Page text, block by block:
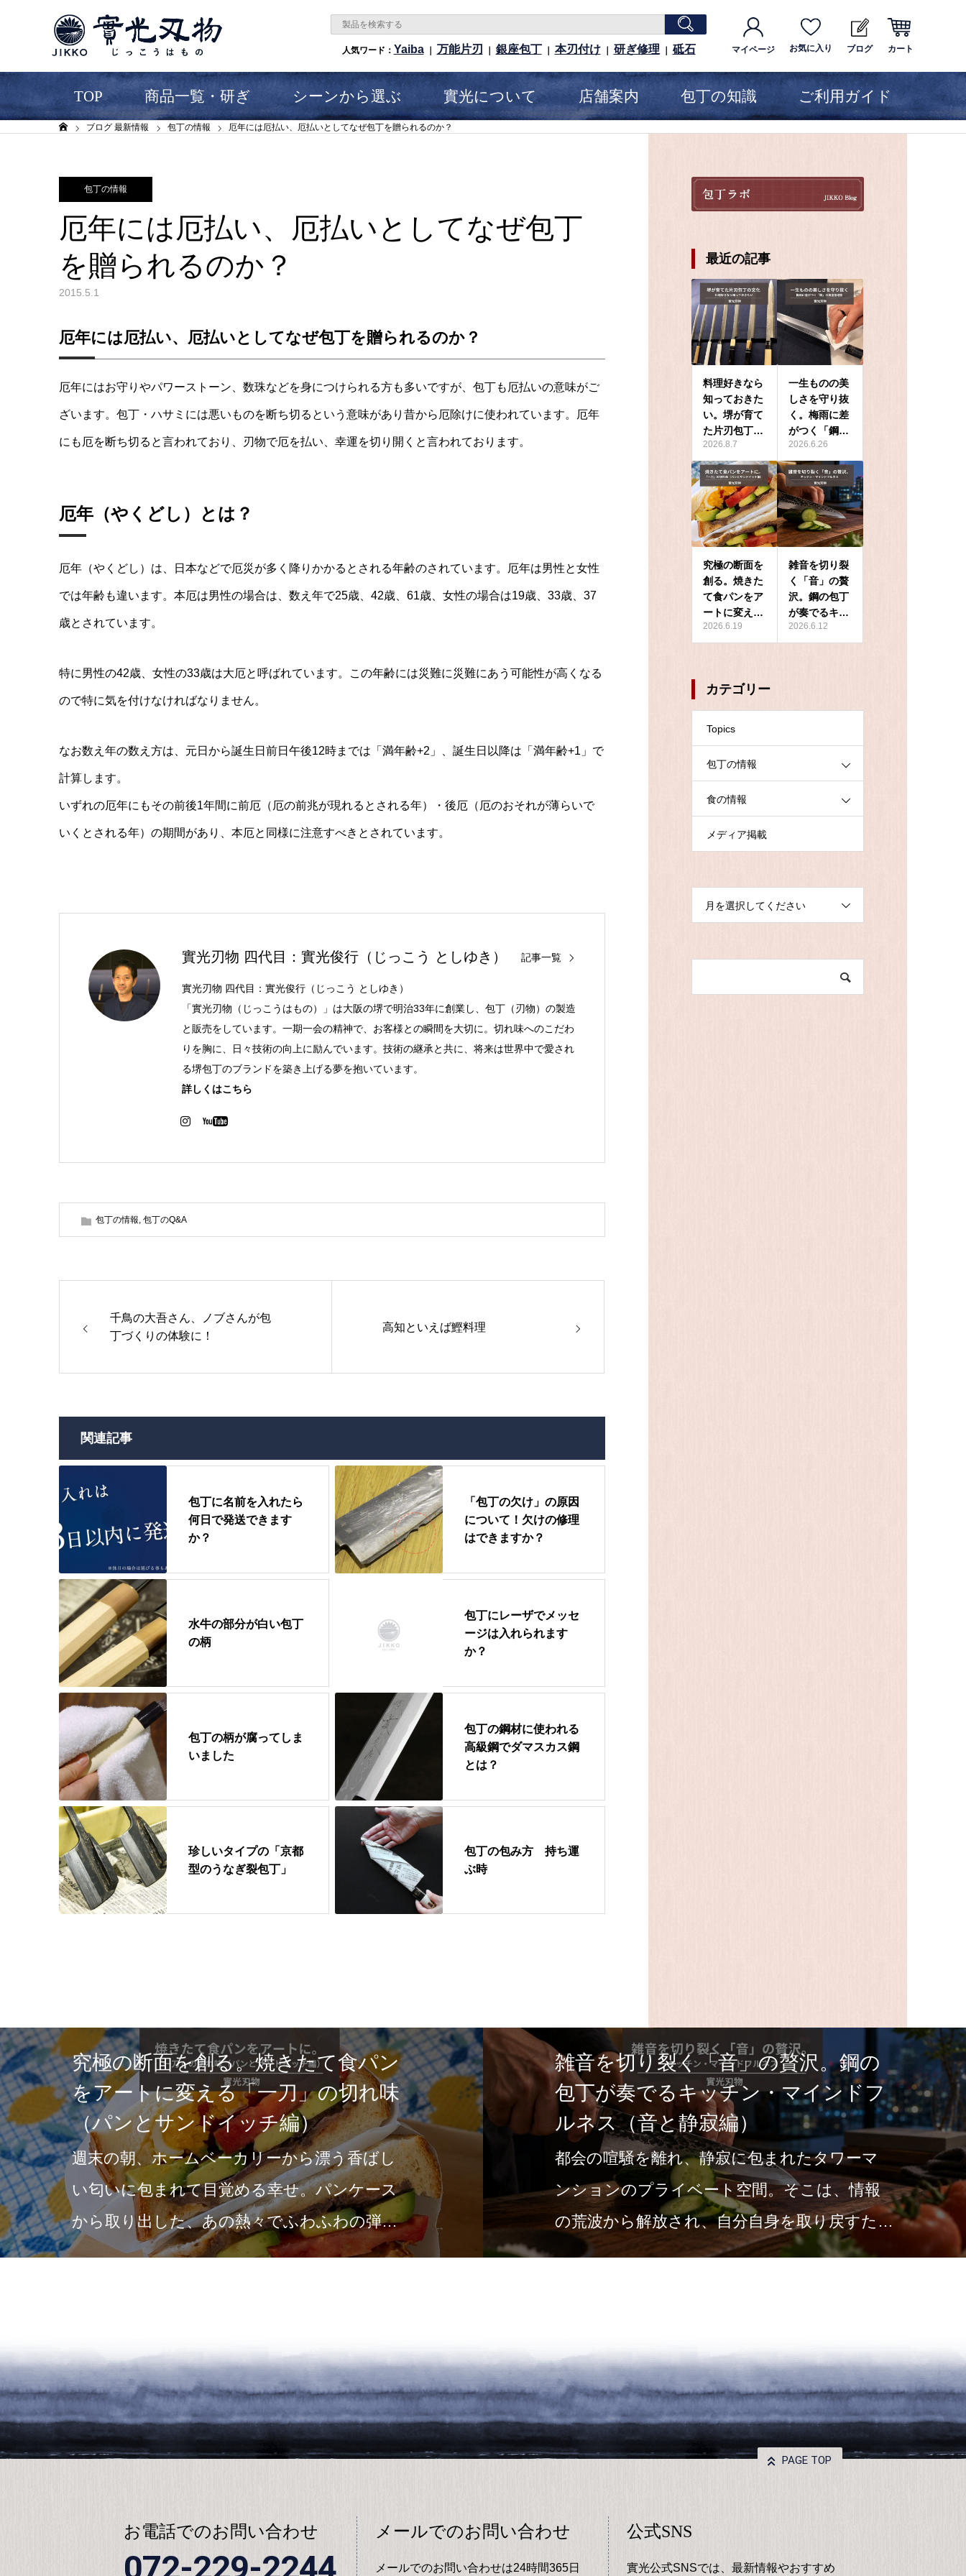
人気ワード： Yaiba｜ 万能片刃 銀座包丁 本刃付け｜ 研ぎ修理 砥石 マイページ お気に入り ブログ カート
TOP 商品一覧・研ぎ シーンから選ぶ 實光について 店舗案内 包丁の知識 ご利用ガイド
ホーム ブログ 最新情報 包丁の情報 厄年には厄払い、厄払いとしてなぜ包丁を贈られるのか？
包丁の情報
厄年には厄払い、厄払いとしてなぜ包丁
を贈られるのか？
2015.5.1
厄年には厄払い、厄払いとしてなぜ包丁を贈られるのか？
厄年にはお守りやパワーストーン、数珠などを身につけられる方も多いですが、包丁も厄払いの意味がご
ざいます。包丁・ハサミには悪いものを断ち切るという意味があり昔から厄除けに使われています。厄年
にも厄を断ち切ると言われており、刃物で厄を払い、幸運を切り開くと言われております。
厄年（やくどし）とは？
厄年（やくどし）は、日本などで厄災が多く降りかかるとされる年齢のされています。厄年は男性と女性
では年齢も違います。本厄は男性の場合は、数え年で25歳、42歳、61歳、女性の場合は19歳、33歳、37
歳とされています。
特に男性の42歳、女性の33歳は大厄と呼ばれています。この年齢には災難に災難にあう可能性が高くなる
ので特に気を付けなければなりません。
なお数え年の数え方は、元日から誕生日前日午後12時までは「満年齢+2」、誕生日以降は「満年齢+1」で
計算します。
いずれの厄年にもその前後1年間に前厄（厄の前兆が現れるとされる年）・後厄（厄のおそれが薄らいで
いくとされる年）の期間があり、本厄と同様に注意すべきとされています。
實光刃物 四代目：實光俊行（じっこう としゆき） 記事一覧
實光刃物 四代目：實光俊行（じっこう としゆき）
「實光刃物（じっこうはもの）」は大阪の堺で明治33年に創業し、包丁（刃物）の製造
と販売をしています。一期一会の精神で、お客様との瞬間を大切に。切れ味へのこだわ
りを胸に、日々技術の向上に励んでいます。技術の継承と共に、将来は世界中で愛され
る堺包丁のブランドを築き上げる夢を抱いています。
詳しくはこちら
包丁の情報, 包丁のQ&A
千鳥の大吾さん、ノブさんが包
丁づくりの体験に！
高知といえば鰹料理
関連記事
包丁に名前を入れたら
何日で発送できます
か？
「包丁の欠け」の原因
について！欠けの修理
はできますか？
水牛の部分が白い包丁
の柄
包丁にレーザでメッセ
ージは入れられます
か？
包丁の柄が腐ってしま
いました
包丁の鋼材に使われる
高級鋼でダマスカス鋼
とは？
珍しいタイプの「京都
型のうなぎ裂包丁」
包丁の包み方 持ち運
ぶ時
最近の記事
料理好きなら
知っておきた
い。堺が育て
た片刃包丁…
2026.8.7
一生ものの美
しさを守り抜
く。梅雨に差
がつく「鋼…
2026.6.26
究極の断面を
創る。焼きた
て食パンをア
ートに変え…
2026.6.19
雑音を切り裂
く「音」の贅
沢。鋼の包丁
が奏でるキ…
2026.6.12
カテゴリー
Topics
包丁の情報
食の情報
メディア掲載
月を選択してください
究極の断面を創る。焼きたて食パン
をアートに変える「一刀」の切れ味
（パンとサンドイッチ編）
週末の朝、ホームベーカリーから漂う香ばし
い匂いに包まれて目覚める幸せ。パンケース
から取り出した、あの熱々でふわふわの弾力
を楽しむために、最初…
雑音を切り裂く「音」の贅沢。鋼の
包丁が奏でるキッチン・マインドフ
ルネス（音と静寂編）
都会の喧騒を離れ、静寂に包まれたタワーマ
ンションのプライベート空間。そこは、情報
の荒波から解放され、自分自身を取り戻すため
の場所です。雨の気…
PAGE TOP
お電話でのお問い合わせ
072-229-2244
メールでのお問い合わせ
メールでのお問い合わせは24時間365日
公式SNS
實光公式SNSでは、最新情報やおすすめ